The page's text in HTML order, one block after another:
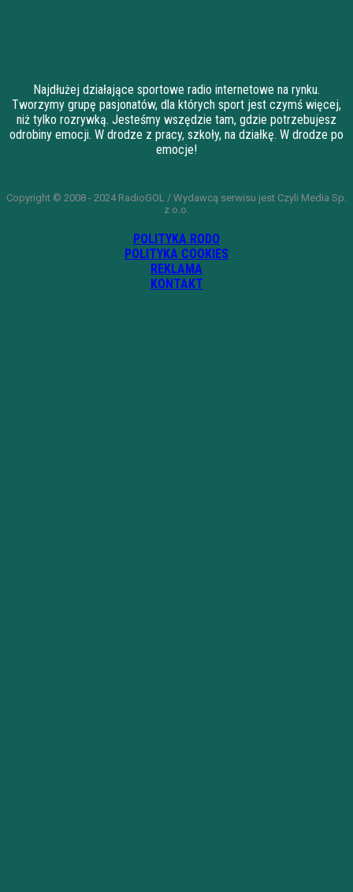
Najdłużej działające sportowe radio internetowe na rynku.
Tworzymy grupę pasjonatów, dla których sport jest czymś więcej,
niż tylko rozrywką. Jesteśmy wszędzie tam, gdzie potrzebujesz
odrobiny emocji. W drodze z pracy, szkoły, na działkę. W drodze po
emocje!
Copyright © 2008 - 2024 RadioGOL / Wydawcą serwisu jest Czyli Media Sp.
z o.o.
POLITYKA RODO
POLITYKA COOKIES
REKLAMA
KONTAKT